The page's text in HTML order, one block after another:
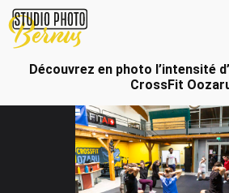
Passer
au
contenu
Découvrez en photo l’intensité
CrossFit